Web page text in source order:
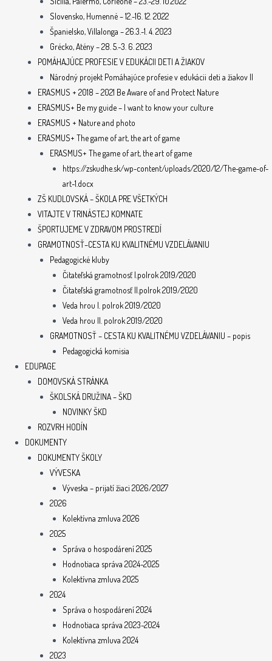
Slovensko, Humenné – 12.-16. 12. 2022
Španielsko, Villalonga – 26.3.-1. 4. 2023
Grécko, Atény – 28. 5.-3. 6. 2023
POMÁHAJÚCE PROFESIE V EDUKÁCII DETI A ŽIAKOV
Národný projekt Pomáhajúce profesie v edukácii deti a žiakov II
ERASMUS + 2018 – 2021 Be Aware of and Protect Nature
ERASMUS+ Be my guide – I want to know your culture
ERASMUS + Nature and photo
ERASMUS+ The game of art, the art of game
ERASMUS+ The game of art, the art of game
https://zskudhe.sk/wp-content/uploads/2020/12/The-game-of-
art-1.docx
ZŠ KUDLOVSKÁ – ŠKOLA PRE VŠETKÝCH
VITAJTE V TRINÁSTEJ KOMNATE
ŠPORTUJEME V ZDRAVOM PROSTREDÍ
GRAMOTNOSŤ–CESTA KU KVALITNÉMU VZDELÁVANIU
Pedagogické kluby
Čitateľská gramotnosť I.polrok 2019/2020
Čitateľská gramotnosť II.polrok 2019/2020
Veda hrou I. polrok 2019/2020
Veda hrou II. polrok 2019/2020
GRAMOTNOSŤ – CESTA KU KVALITNÉMU VZDELÁVANIU – popis
Pedagogická komisia
EDUPAGE
DOMOVSKÁ STRÁNKA
ŠKOLSKÁ DRUŽINA – ŠKD
NOVINKY ŠKD
ROZVRH HODÍN
DOKUMENTY
DOKUMENTY ŠKOLY
VÝVESKA
Výveska – prijatí žiaci 2026/2027
2026
Kolektívna zmluva 2026
2025
Správa o hospodárení 2025
Hodnotiaca správa 2024-2025
Kolektívna zmluva 2025
2024
Správa o hospodárení 2024
Hodnotiaca správa 2023-2024
Kolektívna zmluva 2024
2023